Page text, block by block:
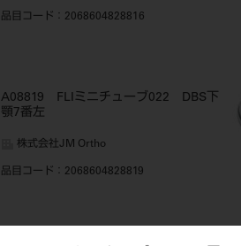
品目コード ：2068604828816
A08819 FLIミニチューブ022 DBS下
顎7番左
株式会社JM Ortho
品目コード ：2068604828819